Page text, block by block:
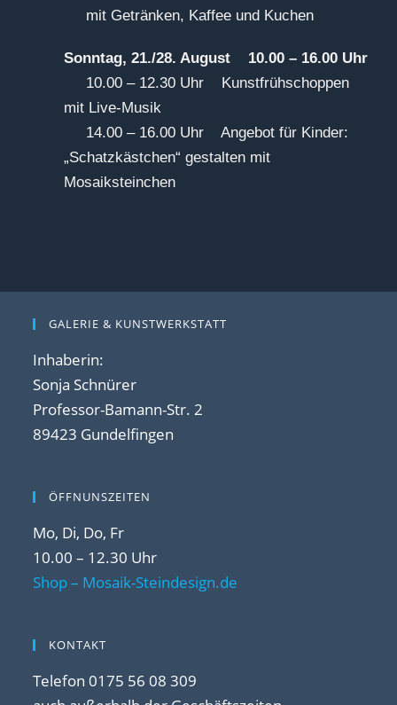
mit Getränken, Kaffee und Kuchen
Sonntag, 21./28. August 10.00 – 16.00 Uhr
10.00 – 12.30 Uhr Kunstfrühschoppen
mit Live-Musik
14.00 – 16.00 Uhr Angebot für Kinder:
„Schatzkästchen“ gestalten mit
Mosaiksteinchen
GALERIE & KUNSTWERKSTATT
Inhaberin:
Sonja Schnürer
Professor-Bamann-Str. 2
89423 Gundelfingen
ÖFFNUNSZEITEN
Mo, Di, Do, Fr
10.00 – 12.30 Uhr
Shop – Mosaik-Steindesign.de
KONTAKT
Telefon 0175 56 08 309